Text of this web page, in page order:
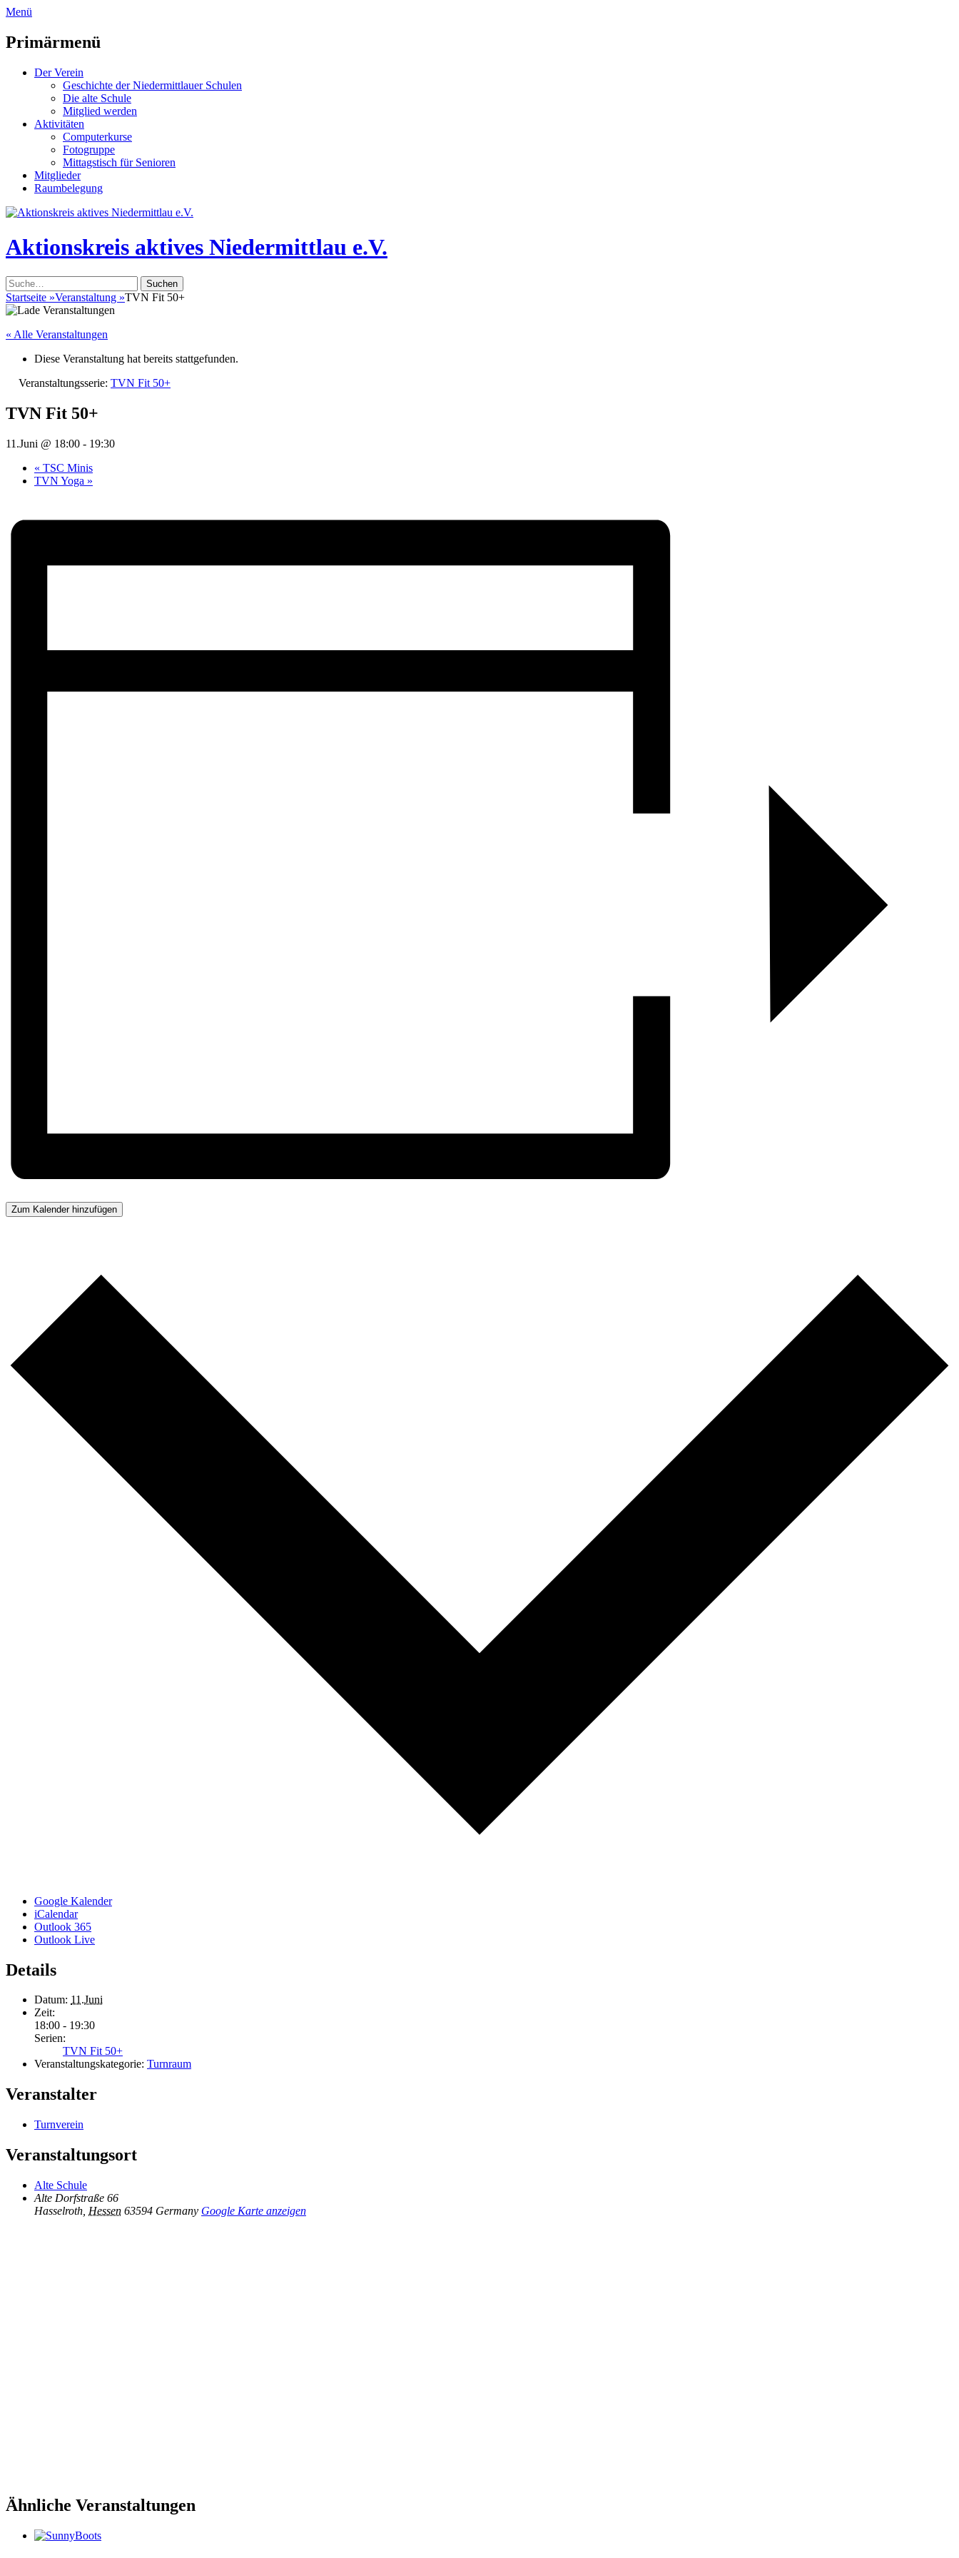
zum
überspringen
Menü
Primärmenü
Der Verein
Geschichte der Niedermittlauer Schulen
Die alte Schule
Mitglied werden
Aktivitäten
Computerkurse
Fotogruppe
Mittagstisch für Senioren
Mitglieder
Raumbelegung
Header
Aktionskreis aktives Niedermittlau e.V.
Suche
nach:
Startseite »Veranstaltung »TVN Fit 50+
« Alle Veranstaltungen
Diese Veranstaltung hat bereits stattgefunden.
Veranstaltungsserie: TVN Fit 50+
TVN Fit 50+
11.Juni @ 18:00 - 19:30
« TSC Minis
TVN Yoga »
Zum Kalender hinzufügen
Google Kalender
iCalendar
Outlook 365
Outlook Live
Details
Datum: 11.Juni
Zeit:
18:00 - 19:30
Serien:
TVN Fit 50+
Veranstaltungskategorie: Turnraum
Veranstalter
Turnverein
Veranstaltungsort
Alte Schule
Alte Dorfstraße 66
Hasselroth Hessen 63594 Germany Google Karte anzeigen
Ähnliche Veranstaltungen